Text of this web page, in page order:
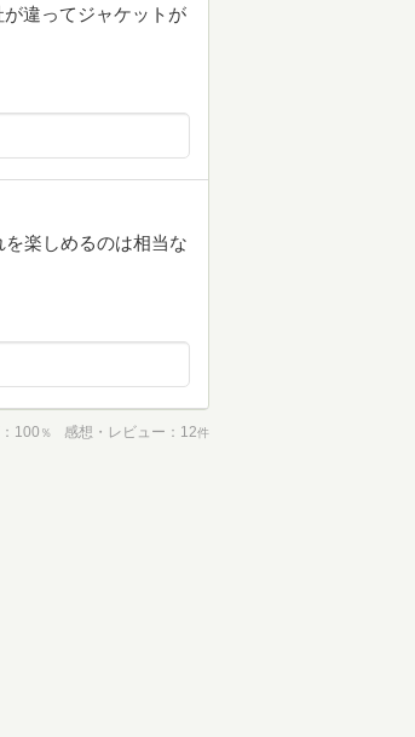
違ってジャケットが
楽しめるのは相当な
100 ％ 感想・レビュー 12件